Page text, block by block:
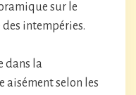
sur le
intempéries.
dans la
aisément selon les